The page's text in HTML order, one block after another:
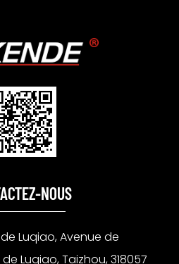
NOUS
Luqiao, Avenue de
Luqiao, Taizhou, 318057